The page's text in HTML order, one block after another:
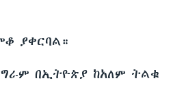
ያቀርባል።
በኢትዮጵያ ከአለም ትልቁ